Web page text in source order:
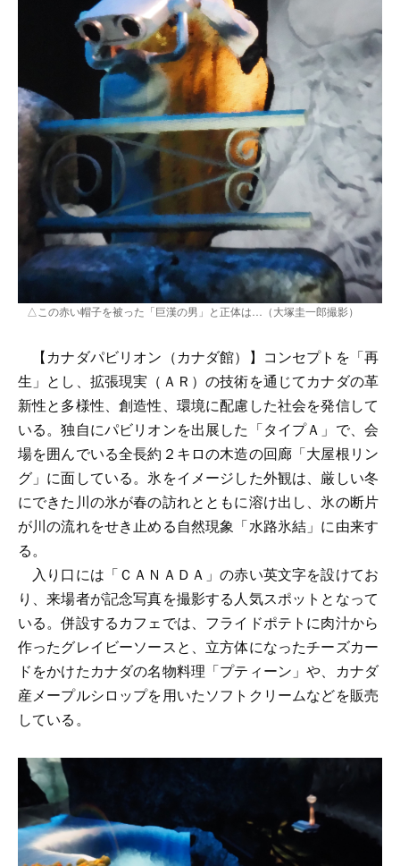
△この赤い帽子を被った「巨漢の男」と正体は…（大塚圭一郎撮影）
【カナダパビリオン（カナダ館）】コンセプトを「再
生」とし、拡張現実（ＡＲ）の技術を通じてカナダの革
新性と多様性、創造性、環境に配慮した社会を発信して
いる。独自にパビリオンを出展した「タイプＡ」で、会
場を囲んでいる全長約２キロの木造の回廊「大屋根リン
グ」に面している。氷をイメージした外観は、厳しい冬
にできた川の氷が春の訪れとともに溶け出し、氷の断片
が川の流れをせき止める自然現象「水路氷結」に由来す
る。
入り口には「ＣＡＮＡＤＡ」の赤い英文字を設けてお
り、来場者が記念写真を撮影する人気スポットとなって
いる。併設するカフェでは、フライドポテトに肉汁から
作ったグレイビーソースと、立方体になったチーズカー
ドをかけたカナダの名物料理「プティーン」や、カナダ
産メープルシロップを用いたソフトクリームなどを販売
している。